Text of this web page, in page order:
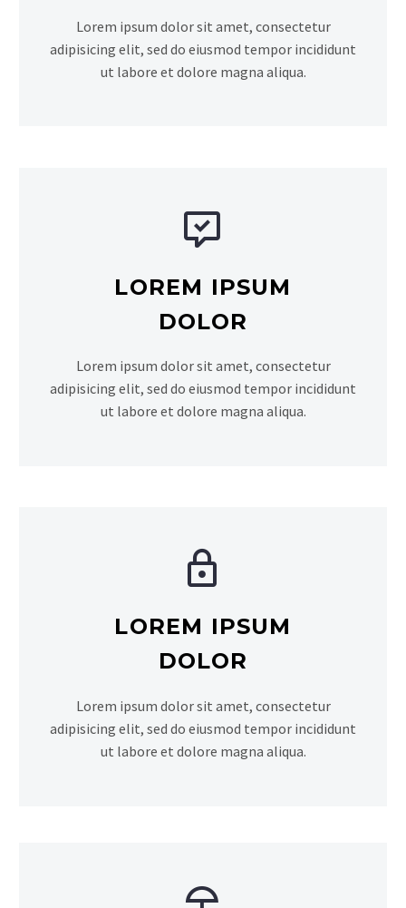
Lorem ipsum dolor sit amet, consectetur
adipisicing elit, sed do eiusmod tempor incididunt
ut labore et dolore magna aliqua.


LOREM IPSUM
DOLOR
Lorem ipsum dolor sit amet, consectetur
adipisicing elit, sed do eiusmod tempor incididunt
ut labore et dolore magna aliqua.


LOREM IPSUM
DOLOR
Lorem ipsum dolor sit amet, consectetur
adipisicing elit, sed do eiusmod tempor incididunt
ut labore et dolore magna aliqua.